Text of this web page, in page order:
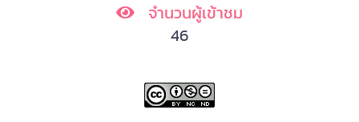
จำนวนผู้เข้าชม
46